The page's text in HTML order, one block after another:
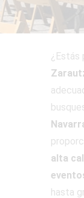
¿Estás
alta
hasta